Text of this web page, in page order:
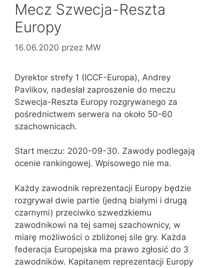
Mecz Szwecja-Reszta
Europy
16.06.2020 przez MW
Dyrektor strefy 1 (ICCF-Europa), Andrey
Pavlikov, nadesłał zaproszenie do meczu
Szwecja-Reszta Europy rozgrywanego za
pośrednictwem serwera na około 50-60
szachownicach.
Start meczu: 2020-09-30. Zawody podlegają
ocenie rankingowej. Wpisowego nie ma.
Każdy zawodnik reprezentacji Europy będzie
rozgrywał dwie partie (jedną białymi i drugą
czarnymi) przeciwko szwedzkiemu
zawodnikowi na tej samej szachownicy, w
miarę możliwości o zbliżonej sile gry. Każda
federacja Europejska ma prawo zgłosić do 3
zawodników. Kapitanem reprezentacji Europy